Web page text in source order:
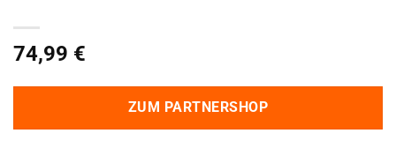
74,99 €
ZUM PARTNERSHOP